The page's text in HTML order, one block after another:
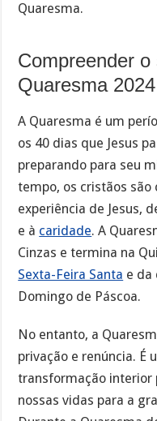
Quaresma.
Compreender
Quaresma 2024
A Quaresma é um
os 40 dias que Jesus
preparando para seu
tempo, os cristãos
experiência de Jesus,
e à caridade. A
Cinzas e termina na
Sexta-Feira Santa e da
Domingo de Páscoa.
No entanto, a
privação e renúncia. É
transformação interior
nossas vidas para a